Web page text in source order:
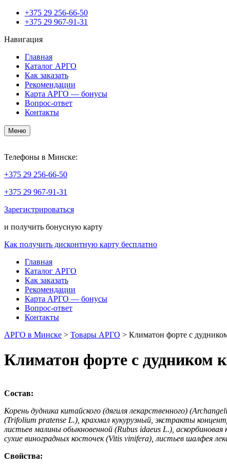
+375 29 256-66-50
+375 29 967-91-31
Навигация
Главная
Каталог АРГО
Как заказать
Рекомендации
Карта АРГО — бонусы
Вопрос-ответ
Контакты
Меню
Телефоны в Минске:
+375 29 256-66-50
+375 29 967-91-31
Зарегистрироваться
и получить бонусную карту
Как получить дисконтную карту бесплатно
Главная
Каталог АРГО
Как заказать
Рекомендации
Карта АРГО — бонусы
Вопрос-ответ
Контакты
АРГО в Минске > Товары АРГО > Климатон форте с
Климатон форте с дудником
Состав:
Корень дудника китайского (дягиля лекарственного)
(Trifolium pratense L.), крахмал кукурузный, экстракты
листьев малины обыкновенной (Rubus idaeus L.),
сухие виноградных косточек (Vitis vinifera), листьев шалфея
Свойства: